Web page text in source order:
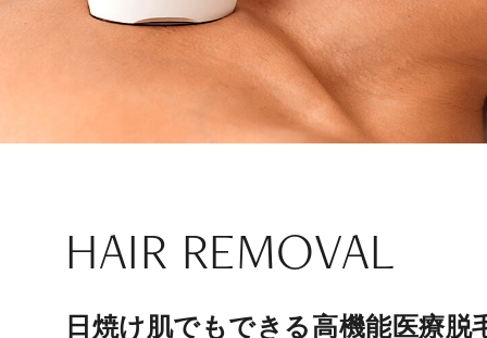
上質な美容医療サービスを提供し
HAIR REMOVAL
日焼け肌でもできる高機能医療脱
組めるスキンケアトライアル
PHILOSOPHY
“男性”特化の美容
内側から若々しく健康な身体へ
INVITATION
メンバーシップを、最高のギフト